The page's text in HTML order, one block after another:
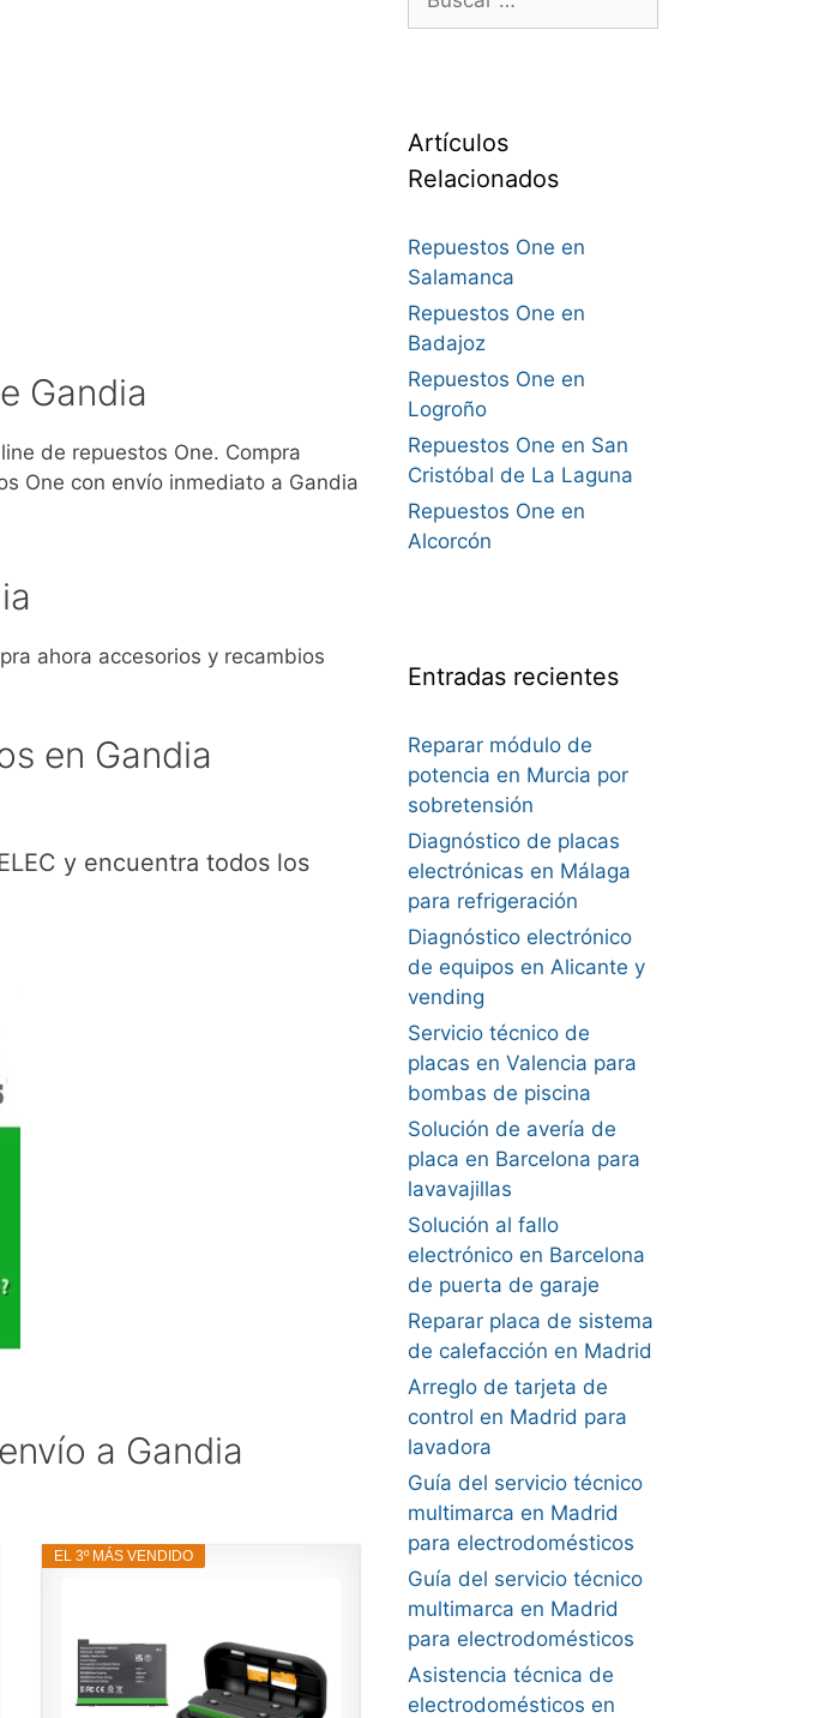
Gandia
de repuestos One. Compra
One con envío inmediato a Gandia
ahora accesorios y recambios
en Gandia
y encuentra todos los
a Gandia
EL 3º MÁS VENDIDO
Artículos
Relacionados
Repuestos One en
Salamanca
Repuestos One en
Badajoz
Repuestos One en
Logroño
Repuestos One en San
Cristóbal de La Laguna
Repuestos One en
Alcorcón
Entradas recientes
Reparar módulo de
potencia en Murcia por
sobretensión
Diagnóstico de placas
electrónicas en Málaga
para refrigeración
Diagnóstico electrónico
de equipos en Alicante y
vending
Servicio técnico de
placas en Valencia para
bombas de piscina
Solución de avería de
placa en Barcelona para
lavavajillas
Solución al fallo
electrónico en Barcelona
de puerta de garaje
Reparar placa de sistema
de calefacción en Madrid
Arreglo de tarjeta de
control en Madrid para
lavadora
Guía del servicio técnico
multimarca en Madrid
para electrodomésticos
Guía del servicio técnico
multimarca en Madrid
para electrodomésticos
Asistencia técnica de
electrodomésticos en